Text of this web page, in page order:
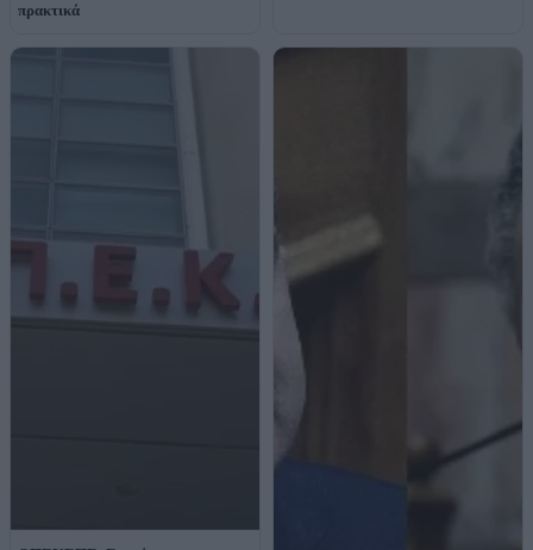
πρακτικά